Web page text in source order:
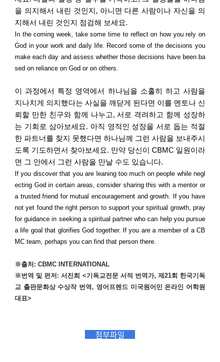
을 의지해서 내린 것인지 , 아니면 다른 사람이나 자신을 의
지해서 내린 것인지 점검해 보세요.
In the coming week, take some time to reflect on how you rely on
God in your work and daily life. Record some of the decisions you
make each day and assess whether those decisions have been ba
sed on reliance on God or on others.
이 과정에서 특정 영역에서 하나님을 소홀히 하고 사람을
지나치게 의지했다는 사실을 깨닫게 된다면 이를 멘토나 신
뢰할 만한 친구와 함께 나누고,서로 격려하고 함께 성장하
는 기회로 삼아보세요. 아직 영적인 성장을 서로 돕는 적절
한 파트너를 찾지 못했다면 하나님께 그런 사람을 보내주시
도록 기도하면서 찾아보세요. 만약 당신이 CBMC 일원이라
면 그 안에서 그런 사람을 만날 수도 있습니다.
If you discover that you are leaning too much on people while negl
ecting God in certain areas, consider sharing this with a mentor or
a trusted friend for mutual encouragement and growth. If you have
not yet found the right person to support your spiritual growth, pray
for guidance in seeking a spiritual partner who can help you pursue
a life goal that glorifies God together. If you are a member of a CB
MC team, perhaps you can find that person there.
※출처 : CBMC INTERNATIONAL
※번역 및 편저 :서진희 <기독교전문 서적 번역가, 제 21회 한국기독
교 출판문화상 수상작 번역 , 영어프렌드 미국원어민 온라인 어학원
대표>
첨부파일